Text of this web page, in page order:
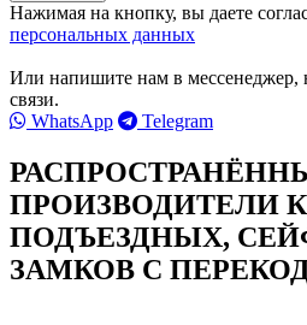
Нажимая на кнопку, вы даете
персональных данных
Или напишите нам в мессенеджер,
связи.
WhatsApp
Telegram
ПРОИЗВОДИТЕЛИ
ПОДЪЕЗДНЫХ,
ЗАМКОВ С